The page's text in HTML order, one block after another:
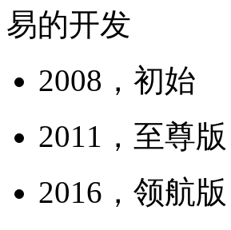
易的开发
2008，初始
2011，至尊版
2016，领航版